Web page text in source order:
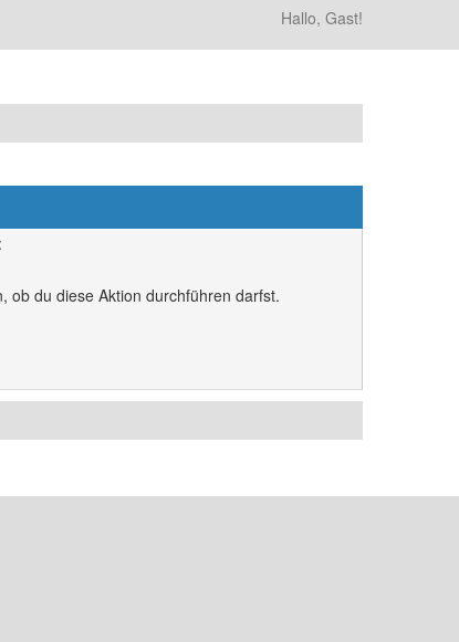
Hallo, Gast!
ob du diese Aktion durchführen darfst.